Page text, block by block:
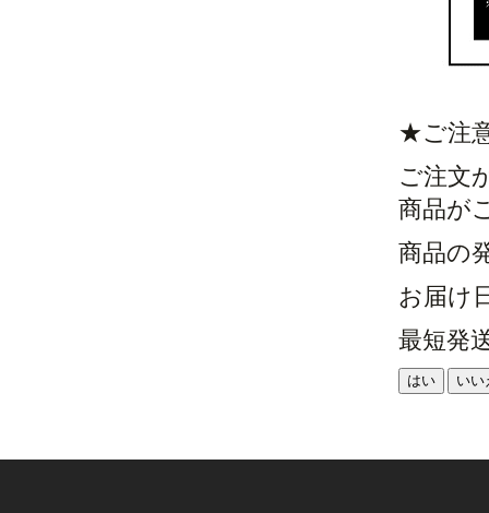
★ご注
ご注文
商品が
商品の
お届け
最短発
はい いい